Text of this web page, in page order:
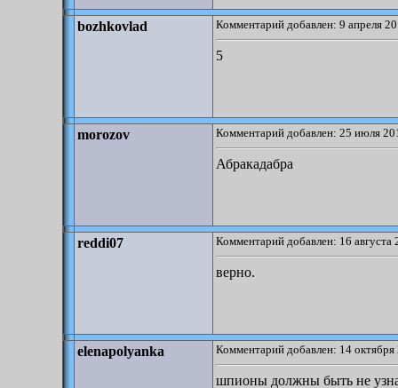
bozhkovlad Комментарий добавлен: 9 апреля
5
morozov Комментарий добавлен: 25 июля
Абракадабра
reddi07 Комментарий добавлен: 16 августа
верно.
elenapolyanka Комментарий добавлен: 14
шпионы должны быть не